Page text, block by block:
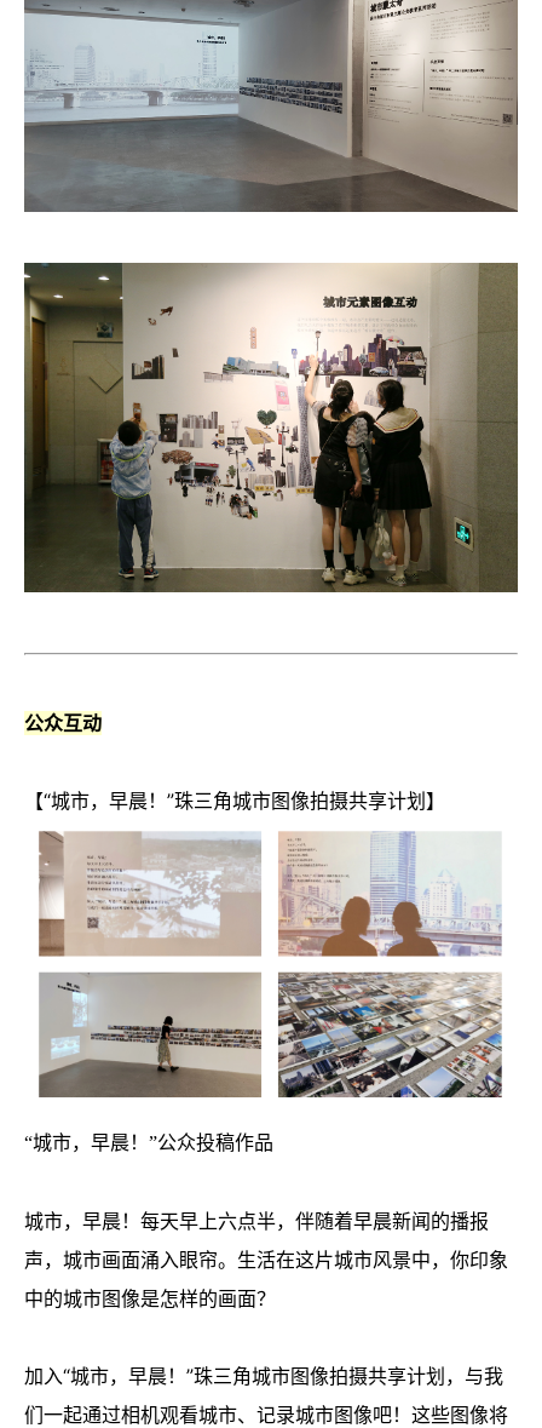
公众互动
【“城市，早晨！”珠三角城市图像拍摄共享计划】
“城市，早晨！”公众投稿作品
城市，早晨！每天早上六点半，伴随着早晨新闻的播报
声，城市画面涌入眼帘。生活在这片城市风景中，你印象
中的城市图像是怎样的画面？
加入“城市，早晨！”珠三角城市图像拍摄共享计划，与我
们一起通过相机观看城市、记录城市图像吧！这些图像将